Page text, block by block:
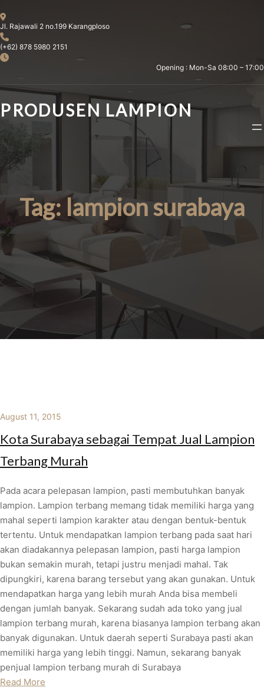
to
content
Jl. Rajawali 2 no.199 Karangploso
(+62) 878 5980 2151
Opening : Mon-Sa 08:00 – 17:00
PRODUSEN LAMPION
Tag: lampion surabaya
August 11, 2015
Kota Surabaya sebagai Tempat Jual Lampion
Terbang Murah
Pada acara pelepasan lampion, pasti membutuhkan banyak
lampion. Lampion terbang memang tidak memiliki harga yang
mahal seperti lampion karakter atau dengan bentuk-bentuk
tertentu. Untuk mendapatkan lampion terbang pada saat hari
akan diadakannya pelepasan lampion, pasti harga lampion
bukan semakin murah, tetapi justru menjadi mahal. Tak
dipungkiri, karena barang tersebut yang akan gunakan. Untuk
mendapatkan harga yang lebih murah Anda bisa membeli
dengan jumlah banyak. Sekarang sudah ada toko yang jual
lampion terbang murah, karena biasanya lampion terbang akan
banyak digunakan. Untuk daerah seperti Surabaya pasti akan
memiliki harga yang lebih tinggi. Namun, sekarang banyak
penjual lampion terbang murah di Surabaya
Read More